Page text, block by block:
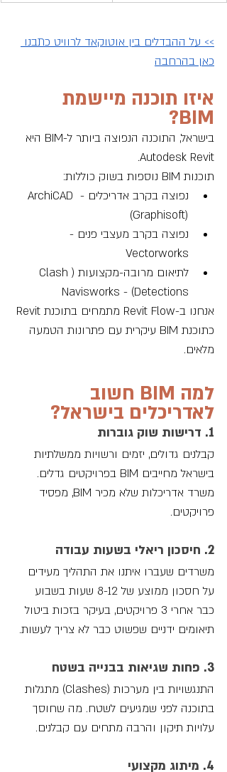
>> על ההבדלים בין אוטוקאד לרוויט כתבנו
כאן בהרחבה
איזו תוכנה מיישמת
BIM?
בישראל, התוכנה הנפוצה ביותר ל-BIM היא
Autodesk Revit.
תוכנות BIM נוספות בשוק כוללות:
נפוצה בקרב אדריכלים - ArchiCAD
(Graphisoft)
נפוצה בקרב מעצבי פנים -
Vectorworks
לתיאום מרובה-מקצועות (Clash
Detections) - Navisworks
כתוכנת BIM עיקרית עם פתרונות הטמעה
מלאים.
למה BIM חשוב
לאדריכלים בישראל?
1. דרישות שוק גוברות
קבלנים גדולים, יזמים ורשויות ממשלתיות
בישראל מחייבים BIM בפרויקטים גדלים.
משרד אדריכלות שלא מכיר BIM, מפסיד
פרויקטים.
2. חיסכון ריאלי בשעות עבודה
משרדים שעברו איתנו את התהליך מעידים
על חסכון ממוצע של 8-12 שעות בשבוע
כבר אחרי 3 פרויקטים, בעיקר בזכות ביטול
תיאומים ידניים שפשוט כבר לא צריך לעשות.
3. פחות שגיאות בבנייה בשטח
התנגשויות בין מערכות (Clashes) מתגלות
בתוכנה לפני שמגיעים לשטח. מה שחוסך
עלויות תיקון והרבה מתחים עם קבלנים.
4. מיתוג מקצועי